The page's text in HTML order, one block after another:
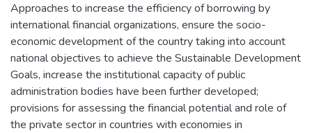
Approaches to increase the efficiency of borrowing by
international financial organizations, ensure the socio-
economic development of the country taking into account
national objectives to achieve the Sustainable Development
Goals, increase the institutional capacity of public
administration bodies have been further developed;
provisions for assessing the financial potential and role of
the private sector in countries with economies in